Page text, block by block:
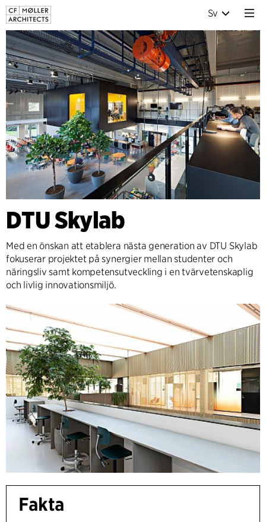
Sv
DTU Skylab
Med en önskan att etablera nästa generation av DTU Skylab
fokuserar projektet på synergier mellan studenter och
näringsliv samt kompetensutveckling i en tvärvetenskaplig
och livlig innovationsmiljö.
Fakta